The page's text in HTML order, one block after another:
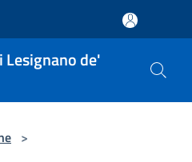
Lesignano de'
>